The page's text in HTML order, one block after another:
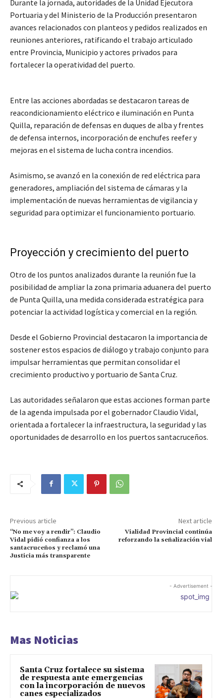
Durante la jornada, autoridades de la Unidad Ejecutora
Portuaria y del Ministerio de la Producción presentaron
avances relacionados con planteos y pedidos realizados en
reuniones anteriores, ratificando el trabajo articulado
entre Provincia, Municipio y actores privados para
fortalecer la operatividad del puerto.
Entre las acciones abordadas se destacaron tareas de
reacondicionamiento eléctrico e iluminación en Punta
Quilla, reparación de defensas en duques de alba y frentes
de defensa internos, incorporación de enchufes reefer y
mejoras en el sistema de lucha contra incendios.
Asimismo, se avanzó en la conexión de red eléctrica para
generadores, ampliación del sistema de cámaras y la
implementación de nuevas herramientas de vigilancia y
seguridad para optimizar el funcionamiento portuario.
Proyección y crecimiento del puerto
Otro de los puntos analizados durante la reunión fue la
posibilidad de ampliar la zona primaria aduanera del puerto
de Punta Quilla, una medida considerada estratégica para
potenciar la actividad logística y comercial en la región.
Desde el Gobierno Provincial destacaron la importancia de
sostener estos espacios de diálogo y trabajo conjunto para
impulsar herramientas que permitan consolidar el
crecimiento productivo y portuario de Santa Cruz.
Las autoridades señalaron que estas acciones forman parte
de la agenda impulsada por el gobernador Claudio Vidal,
orientada a fortalecer la infraestructura, la seguridad y las
oportunidades de desarrollo en los puertos santacruceños.
Previous article
“No me voy a rendir”: Claudio
Vidal pidió confianza a los
santacruceños y reclamó una
Justicia más transparente
Next article
Vialidad Provincial continúa
reforzando la señalización vial
- Advertisement -
Mas Noticias
Santa Cruz fortalece su sistema
de respuesta ante emergencias
con la incorporación de nuevos
canes especializados